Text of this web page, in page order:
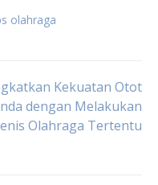
olahraga
Kekuatan Otot
dengan Melakukan
Olahraga Tertentu